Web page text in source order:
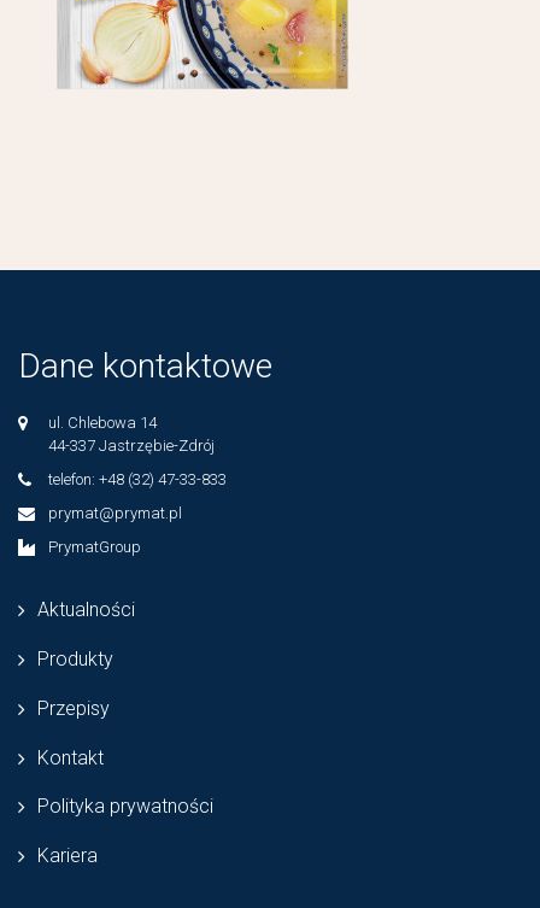
Dane kontaktowe
ul. Chlebowa 14
44-337 Jastrzębie-Zdrój
telefon: +48 (32) 47-33-833
prymat@prymat.pl
PrymatGroup
Aktualności
Produkty
Przepisy
Kontakt
Polityka prywatności
Kariera